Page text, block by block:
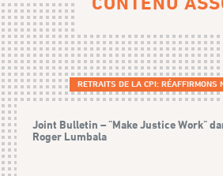
RETRAITS DE LA CPI: RÉAFFIRMONS
Joint Bulletin – "Make Justice Work"
Roger Lumbala